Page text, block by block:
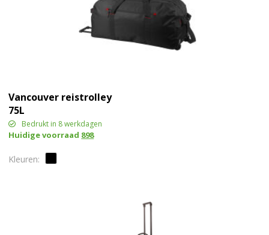
Vancouver reistrolley
75L
Bedrukt in 8 werkdagen
Huidige voorraad 898